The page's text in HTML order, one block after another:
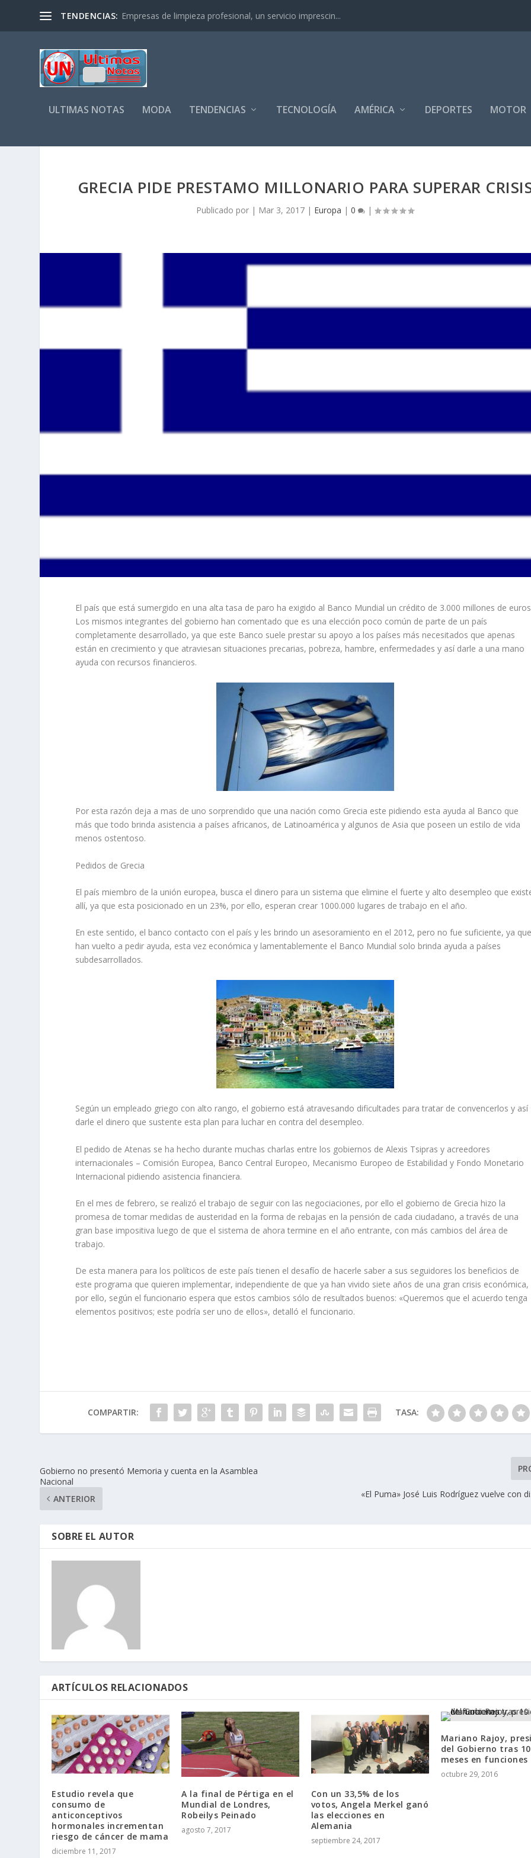
TENDENCIAS: Empresas de limpieza profesional, un servicio imprescin...
ULTIMAS NOTAS MODA TENDENCIAS TECNOLOGÍA AMÉRICA DEPORTES MOTOR
GRECIA PIDE PRESTAMO MILLONARIO PARA SUPERAR
Publicado por | Mar 3, 2017 | Europa |0 |
El país que está sumergido en una alta tasa de paro ha exigido al Banco Mundial un crédito de 3.000 millones de
Los mismos integrantes del gobierno han comentado que es una elección poco común de parte de un país
completamente desarrollado, ya que este Banco suele prestar su apoyo a los países más necesitados que apenas
están en crecimiento y que atraviesan situaciones precarias, pobreza, hambre, enfermedades y así darle a una mano
ayuda con recursos financieros.
Por esta razón deja a mas de uno sorprendido que una nación como Grecia este pidiendo esta ayuda al Banco que
más que todo brinda asistencia a países africanos, de Latinoamérica y algunos de Asia que poseen un estilo de vida
menos ostentoso.
Pedidos de Grecia
El país miembro de la unión europea, busca el dinero para un sistema que elimine el fuerte y alto desempleo que
allí, ya que esta posicionado en un 23%, por ello, esperan crear 1000.000 lugares de trabajo en el año.
En este sentido, el banco contacto con el país y les brindo un asesoramiento en el 2012, pero no fue suficiente, ya
han vuelto a pedir ayuda, esta vez económica y lamentablemente el Banco Mundial solo brinda ayuda a países
subdesarrollados.
Según un empleado griego con alto rango, el gobierno está atravesando dificultades para tratar de convencerlos y así
darle el dinero que sustente esta plan para luchar en contra del desempleo.
El pedido de Atenas se ha hecho durante muchas charlas entre los gobiernos de Alexis Tsipras y acreedores
internacionales – Comisión Europea, Banco Central Europeo, Mecanismo Europeo de Estabilidad y Fondo Monetario
Internacional pidiendo asistencia financiera.
En el mes de febrero, se realizó el trabajo de seguir con las negociaciones, por ello el gobierno de Grecia hizo la
promesa de tomar medidas de austeridad en la forma de rebajas en la pensión de cada ciudadano, a través de una
gran base impositiva luego de que el sistema de ahora termine en el año entrante, con más cambios del área de
trabajo.
De esta manera para los políticos de este país tienen el desafío de hacerle saber a sus seguidores los beneficios de
este programa que quieren implementar, independiente de que ya han vivido siete años de una gran crisis económica,
por ello, según el funcionario espera que estos cambios sólo de resultados buenos: «Queremos que el acuerdo tenga
elementos positivos; este podría ser uno de ellos», detalló el funcionario.
COMPARTIR: TASA:
Gobierno no presentó Memoria y cuenta en la Asamblea
Nacional
ANTERIOR
«El Puma» José Luis Rodríguez vuelve con
SOBRE EL AUTOR
ARTÍCULOS RELACIONADOS
Estudio revela que
consumo de
anticonceptivos
hormonales incrementan
riesgo de cáncer de mama
diciembre 11, 2017
A la final de Pértiga en el
Mundial de Londres,
Robeilys Peinado
agosto 7, 2017
Con un 33,5% de los
votos, Angela Merkel ganó
las elecciones en
Alemania
septiembre 24, 2017
Mariano Rajoy,
del Gobierno tras 10
meses en funciones
octubre 29, 2016